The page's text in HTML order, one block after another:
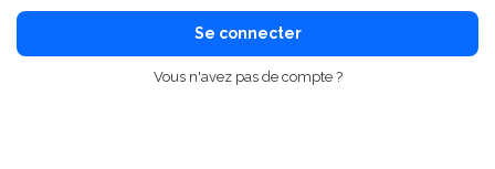
Se connecter
Vous n'avez pas de compte ?